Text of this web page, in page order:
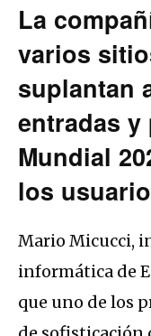
La
varios
suplantan
entradas
Mundial
los
Mario Micucci,
informática de
que uno de los